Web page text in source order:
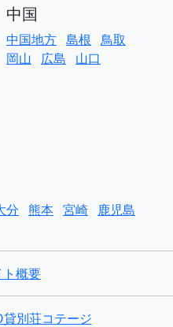
中国
中国地方 島根 鳥取
岡山
広島 山口
分 熊本 宮崎
鹿児島
概要
貸別荘コテージ